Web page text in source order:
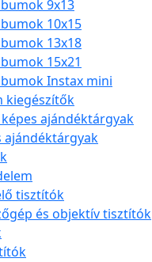
9x13
10x15
13x18
15x21
Instax mini
kiegészítők
ajándéktárgyak
ajándéktárgyak
tisztítók
és objektív tisztítók